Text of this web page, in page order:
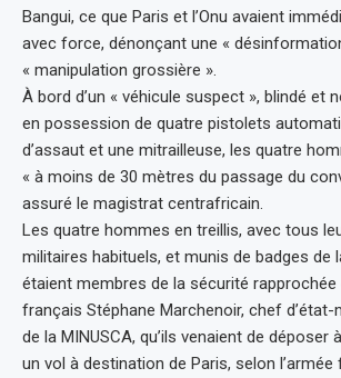
Bangui, ce que Paris et l’Onu avaient
avec force, dénonçant une «
« manipulation grossière ».
À bord d’un « véhicule suspect », blindé et
en possession de quatre pistolets
d’assaut et une mitrailleuse, les quatre
« à moins de 30 mètres du passage du
assuré le magistrat centrafricain.
Les quatre hommes en treillis, avec tous
militaires habituels, et munis de badges de
étaient membres de la sécurité rapprochée
français Stéphane Marchenoir, chef
de la MINUSCA, qu’ils venaient de déposer
un vol à destination de Paris, selon l’armée